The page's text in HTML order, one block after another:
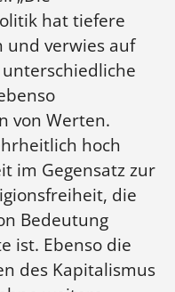
hat tiefere
und verwies auf
von Werten.
hoch
im Gegensatz zur
die
Bedeutung
ist. Ebenso die
des Kapitalismus